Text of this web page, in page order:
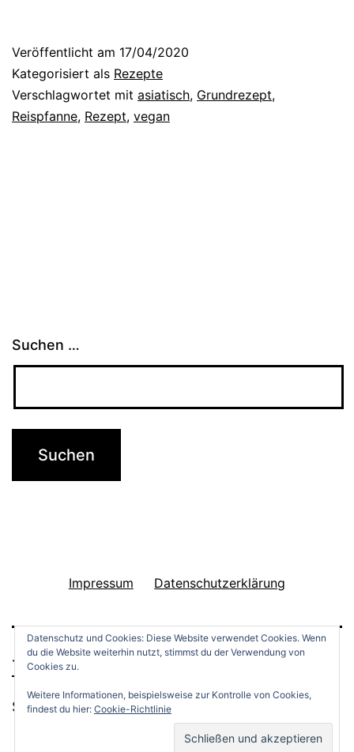
a
n
e
h
a
n
e
Veröffentlicht am 17/04/2020
Kategorisiert als Rezepte
Verschlagwortet mit asiatisch, Grundrezept,
Reispfanne, Rezept, vegan
Datenschutz und Cookies: Diese Website verwendet Cookies. Wenn
du die Website weiterhin nutzt, stimmst du der Verwendung von
Cookies zu.
Weitere Informationen, beispielsweise zur Kontrolle von Cookies,
findest du hier: Cookie-Richtlinie
Suchen …
Impressum Datenschutzerklärung
THINGS TO DO
Stolz präsentiert vonWordPress